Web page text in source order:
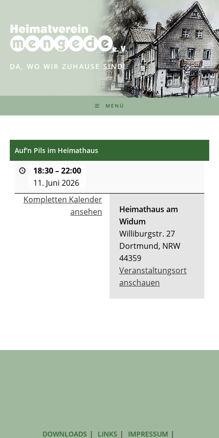
springen
DA, WO WIR ZUHAUSE SIND!
MENÜ
Auf'n Pils im Heimathaus
18:30–22:00
11. Juni 2026
Heimathaus am
Widum
Williburgstr. 27
Dortmund, NRW
44359
Veranstaltungsort
anschauen
Kompletten Kalender
ansehen
DOWNLOADS LINKS IMPRESSUM